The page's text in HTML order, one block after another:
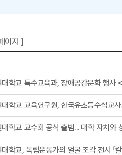
이지 ]
대학교 특수교육과, 장애공감문화 행사
대학교 교육연구원, 한국유초등수석교
학교 교수회 공식 출범... 대학 자치와
학교, 독립운동가의 얼굴 조각 전시 「